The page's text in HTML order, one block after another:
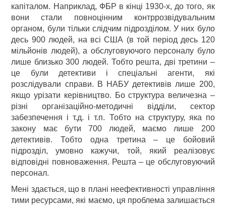
капіталом. Наприклад, ФБР в кінці 1930-х, до того, як
вони стали повноцінним контррозвідувальним
органом, були тільки слідчим підрозділом. У них було
десь 900 людей, на всі США (в той період десь 120
мільйонів людей), а обслуговуючого персоналу було
лише близько 300 людей. Тобто решта, дві третини –
це були детективи і спеціальні агенти, які
розслідували справи. В НАБУ детективів лише 200,
якщо урізати керівництво. Бо структура величезна –
різні організаційно-методичні відділи, сектор
забезпечення і т.д. і т.п. Тобто на структуру, яка по
закону має бути 700 людей, маємо лише 200
детективів. Тобто одна третина – це бойовий
підрозділ, умовно кажучи, той, який реалізовує
відповідні повноваження. Решта – це обслуговуючий
персонал.
Мені здається, що в плані неефективності управління
тими ресурсами, які маємо, ця проблема залишається